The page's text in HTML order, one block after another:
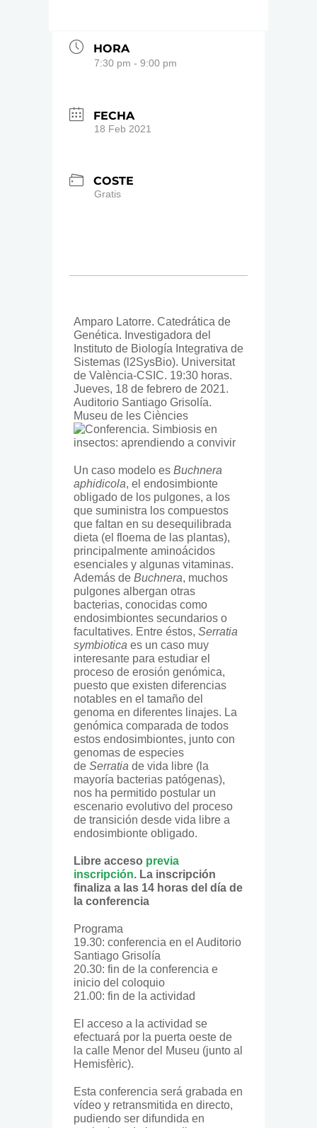
HORA
7:30 pm - 9:00 pm
FECHA
18 Feb 2021
COSTE
Gratis
Amparo Latorre. Catedrática de
Genética. Investigadora del
Instituto de Biología Integrativa de
Sistemas (l2SysBio). Universitat
de València-CSIC. 19:30 horas.
Jueves, 18 de febrero de 2021.
Auditorio Santiago Grisolía.
Museu de les Ciències
Un caso modelo es Buchnera
aphidicola, el endosimbionte
obligado de los pulgones, a los
que suministra los compuestos
que faltan en su desequilibrada
dieta (el floema de las plantas),
principalmente aminoácidos
esenciales y algunas vitaminas.
Además de Buchnera, muchos
pulgones albergan otras
bacterias, conocidas como
endosimbiontes secundarios o
facultatives. Entre éstos, Serratia
symbiotica es un caso muy
interesante para estudiar el
proceso de erosión genómica,
puesto que existen diferencias
notables en el tamaño del
genoma en diferentes linajes. La
genómica comparada de todos
estos endosimbiontes, junto con
genomas de especies
de Serratia de vida libre (la
mayoría bacterias patógenas),
nos ha permitido postular un
escenario evolutivo del proceso
de transición desde vida libre a
endosimbionte obligado.
Libre acceso previa
inscripción. La inscripción
finaliza a las 14 horas del día de
la conferencia
Programa
19.30: conferencia en el Auditorio
Santiago Grisolía
20.30: fin de la conferencia e
inicio del coloquio
21.00: fin de la actividad
El acceso a la actividad se
efectuará por la puerta oeste de
la calle Menor del Museu (junto al
Hemisfèric).
Esta conferencia será grabada en
vídeo y retransmitida en directo,
pudiendo ser difundida en